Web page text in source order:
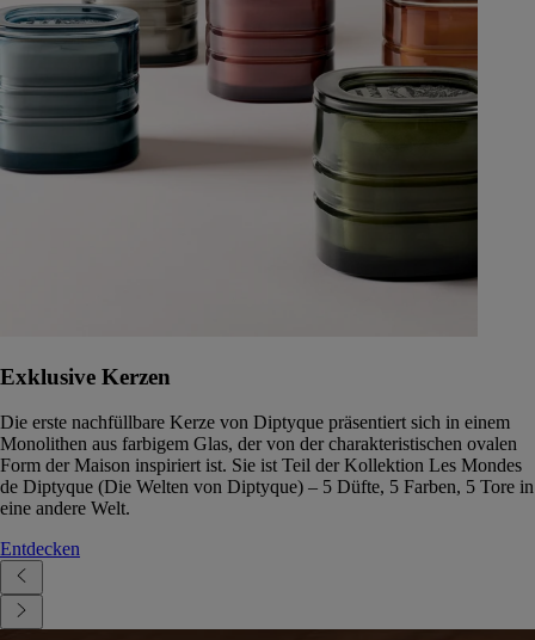
Exklusive Kerzen
Die erste nachfüllbare Kerze von Diptyque präsentiert sich in einem
Monolithen aus farbigem Glas, der von der charakteristischen ovalen
Form der Maison inspiriert ist. Sie ist Teil der Kollektion Les Mondes
de Diptyque (Die Welten von Diptyque) – 5 Düfte, 5 Farben, 5 Tore in
eine andere Welt.
Entdecken